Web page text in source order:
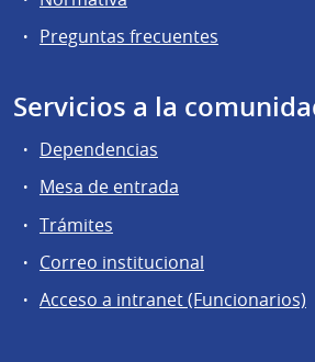
Preguntas frecuentes
Servicios a la
Dependencias
Mesa de entrada
Trámites
Correo institucional
Acceso a intranet (Funcionarios)